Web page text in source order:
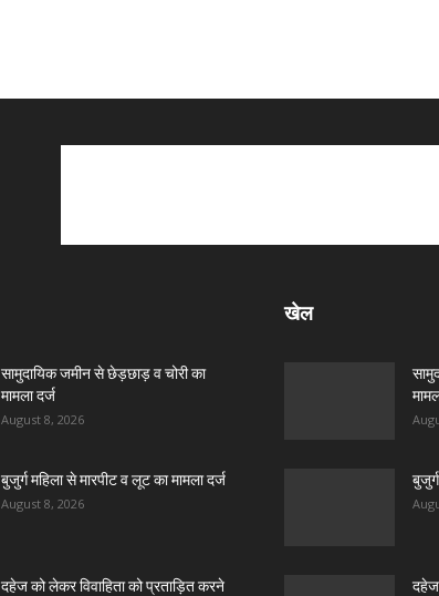
सामुदायिक जमीन से छेड़छाड़ व चोरी का
मामला दर्ज
August 8, 2026
बुजुर्ग महिला से मारपीट व लूट का मामला दर्ज
August 8, 2026
दहेज को लेकर विवाहिता को प्रताड़ित करने
खेल
दहेज